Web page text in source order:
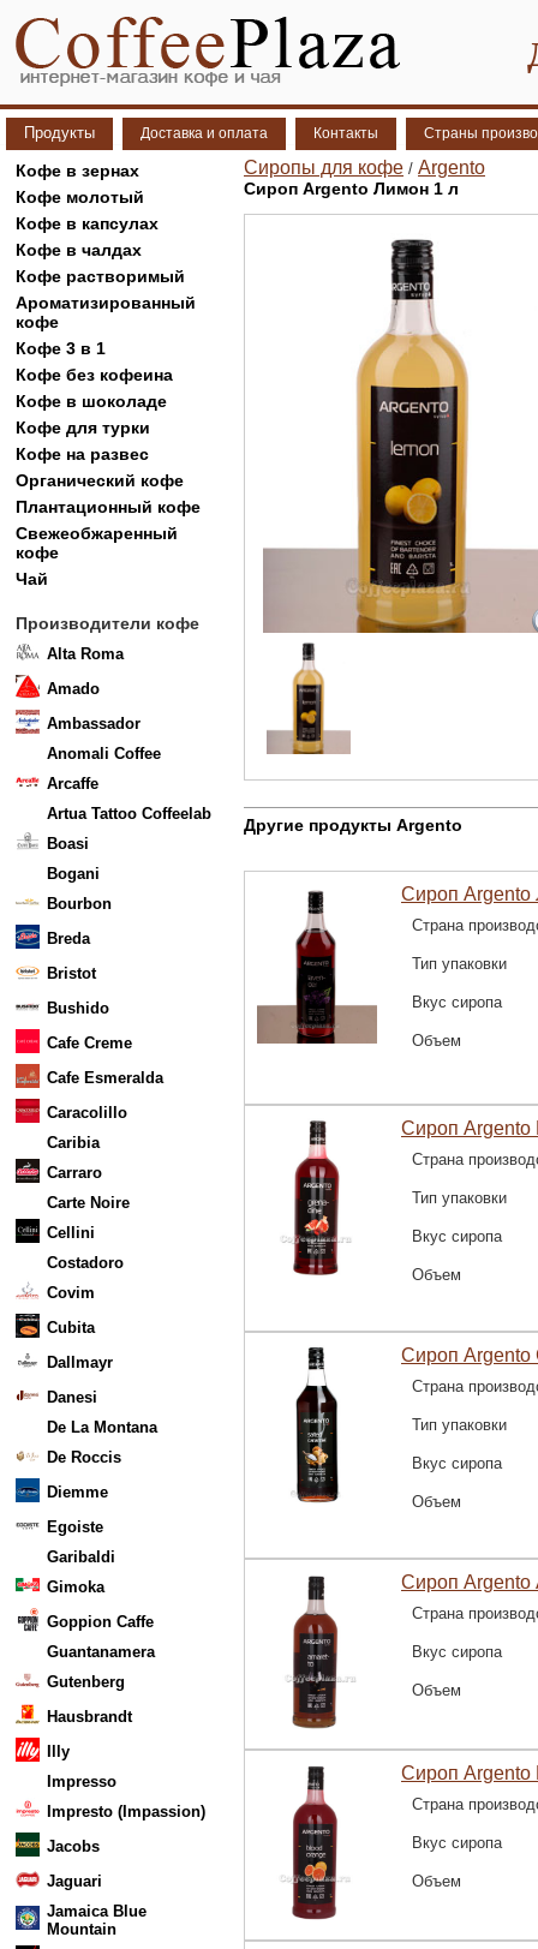
Продукты Доставка и оплата Контакты Страны
Кофе в зернах
Кофе молотый
Кофе в капсулах
Кофе в чалдах
Кофе растворимый
Ароматизированный
кофе
Кофе 3 в 1
Кофе без кофеина
Кофе в шоколаде
Кофе для турки
Кофе на развес
Органический кофе
Плантационный кофе
Свежеобжаренный
кофе
Чай
Производители кофе
Alta Roma
Amado
Ambassador
Anomali Coffee
Arcaffe
Artua Tattoo Coffeelab
Boasi
Bogani
Bourbon
Breda
Bristot
Bushido
Cafe Creme
Cafe Esmeralda
Caracolillo
Caribia
Carraro
Carte Noire
Cellini
Costadoro
Covim
Cubita
Dallmayr
Danesi
De La Montana
De Roccis
Diemme
Egoiste
Garibaldi
Gimoka
Goppion Caffe
Guantanamera
Gutenberg
Hausbrandt
Illy
Impresso
Impresto (Impassion)
Jacobs
Jaguari
Jamaica Blue
Mountain
Сиропы для кофе / Argento
Сироп Argento Лимон 1 л
Другие продукты Argento
Сироп Argento
Страна
Тип упаковки
Вкус сиропа
Объем
Сироп Argento
Страна
Тип упаковки
Вкус сиропа
Объем
Сироп Argento
Страна
Тип упаковки
Вкус сиропа
Объем
Сироп Argento
Страна
Вкус сиропа
Объем
Сироп Argento
Страна
Вкус сиропа
Объем